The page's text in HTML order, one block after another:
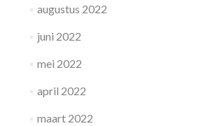
augustus 2022
juni 2022
mei 2022
april 2022
maart 2022